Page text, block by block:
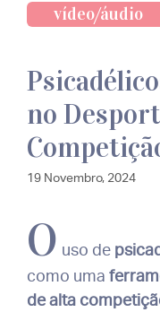
vídeo/áudio
no
19 Novembro, 2024
O uso de
como uma
de alta